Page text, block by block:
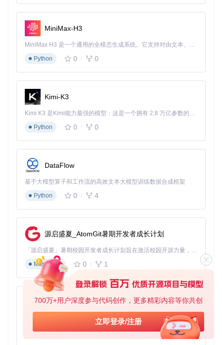
700万+用户深度参与代码创作，更多精彩内容等你共创
立即登录/注册
2.1 环境变量管理：统一开发环境配置
场景问题
确保Claude Code生成的命令与本地环境兼容？
目标：创建环境变量自动适配规则，让AI根据当前系统自动调
整命令参数。
操作步骤：
创建环境变量配置文件：
// examples/settings/environment-rules.json
{
"environment_rules":
"os": "windows",
"variables": {
"PACKAGE_MANAGER"
}
{
"PACKAGE_MANAGER": "pip3"
},
{
"os"
: "darwin"
"variables"
"PYTHON": "python3",
}
}
MiniMax-H3
MiniMax H3 是一个通用的全模态生成系统。它支持对由文本、图像、视频和音频组成的多模态上下文进行统一理解，并能生成分辨率高达 2K、时长可达 15 秒的带原生立体声音频的视频。得益于面向任务泛化的系统设计，H3 在预训练阶段就已具备广泛的多模态上下文理解与生成能力，能够出色地执行复杂的多模态指令。
Python
0 0
Kimi-K3
Kimi K3 是Kimi能力最强的模型：这是一个拥有 2.8 万亿参数的混合专家（MoE）模型，具备原生视觉理解能力，并支持 100 万 token 的上下文窗口。
Python
0 0
DataFlow
基于大模型算子和工作流的高效文本大模型训练数据合成框架
Python
0 4
源启盛夏_AtomGit暑期开发者成长计划
「源启盛夏」暑期校园开发者成长计划旨在激活校园开源力量，通过积分激励、认证扶持、资源倾斜等形式，引导高校组织和开发者完成「入驻 — 建项目 — 做贡献 — 获认证 — 得资源」的完整闭环。无论你是想带领社团入驻平台的组织者，还是希望用代码贡献证明自己的开发者，都能在这里找到属于你的成长路径。
Markdown
0 1
py-xiaozhi
基于Python的Xiaozhi AI，适用于想要完整Xiaozhi体验而无需拥有专用硬件的用户。
Python
0 1